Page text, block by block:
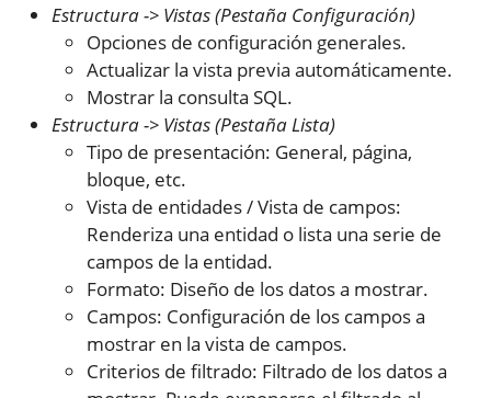
Estructura -> Vistas (Pestaña Configuración)
Opciones de configuración generales.
Actualizar la vista previa automáticamente.
Mostrar la consulta SQL.
Estructura -> Vistas (Pestaña Lista)
Tipo de presentación: General, página,
bloque, etc.
Vista de entidades / Vista de campos:
Renderiza una entidad o lista una serie de
campos de la entidad.
Formato: Diseño de los datos a mostrar.
Campos: Configuración de los campos a
mostrar en la vista de campos.
Criterios de filtrado: Filtrado de los datos a